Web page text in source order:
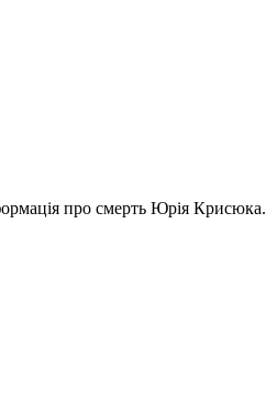
про смерть Юрія Крисюка.